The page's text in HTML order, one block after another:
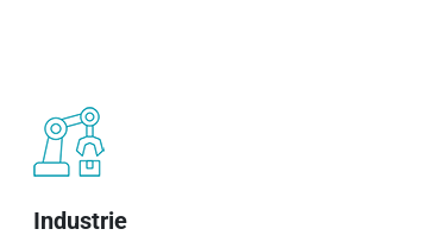
Industrie